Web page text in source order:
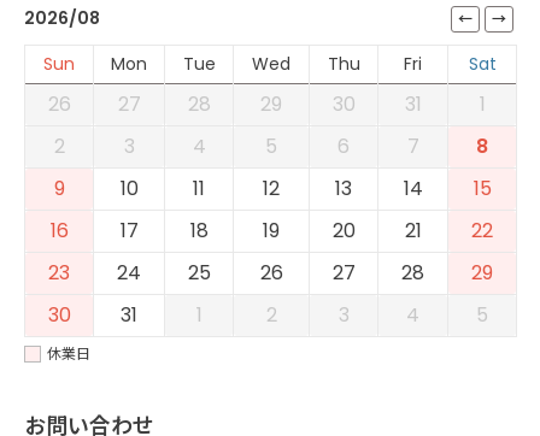
2026/08
Sun
Mon Tue Wed Thu Fri Sat
26 27 28 29 30 31
1
2
3 4 5 6 7
8
9
10 11 12 13 14
15
16
17 18 19 20 21
22
23
24 25 26 27 28
29
30
31 1 2 3 4 5
休業日
お問い合わせ